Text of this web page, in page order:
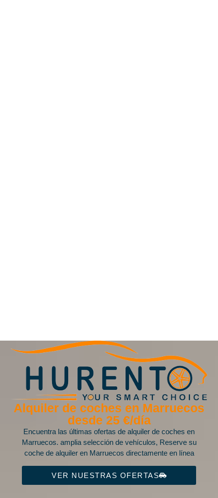
Alquiler de coches en Marruecos
desde 25 €/día
Encuentra las últimas ofertas de alquiler de coches en
Marruecos. amplia selección de vehículos, Reserve su
coche de alquiler en Marruecos directamente en línea
VER NUESTRAS OFERTAS